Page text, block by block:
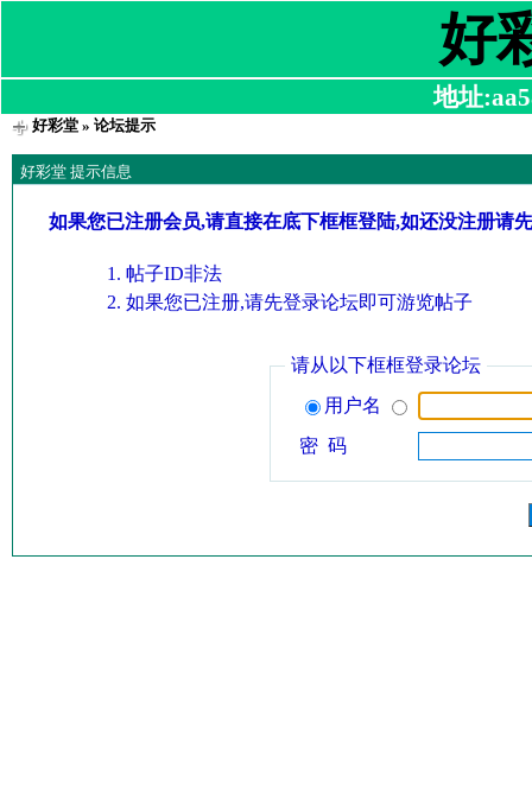
好
地址
好彩堂» 论坛提示
好彩堂 提示信息
如果您已注册会员,请直接在底下框框登陆,如还没注册请
帖子ID非法
如果您已注册,请先登录论坛即可游览帖子
请从以下框框登录论坛
用户名
密 码